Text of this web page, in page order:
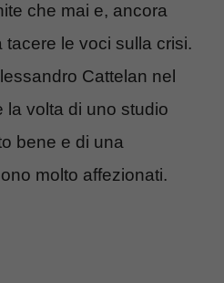
che mai e, ancora
tacere le voci sulla crisi.
Cattelan nel
la volta di uno studio
bene e di una
molto affezionati.